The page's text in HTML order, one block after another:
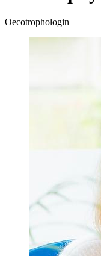
Oecotrophologin